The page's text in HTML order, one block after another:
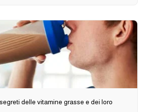
delle vitamine grasse e dei loro